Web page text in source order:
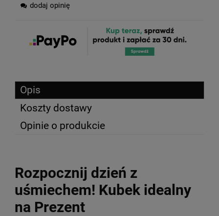
dodaj opinię
Opis
Koszty dostawy
Opinie o produkcie
Rozpocznij dzień z
uśmiechem! Kubek idealny
na Prezent